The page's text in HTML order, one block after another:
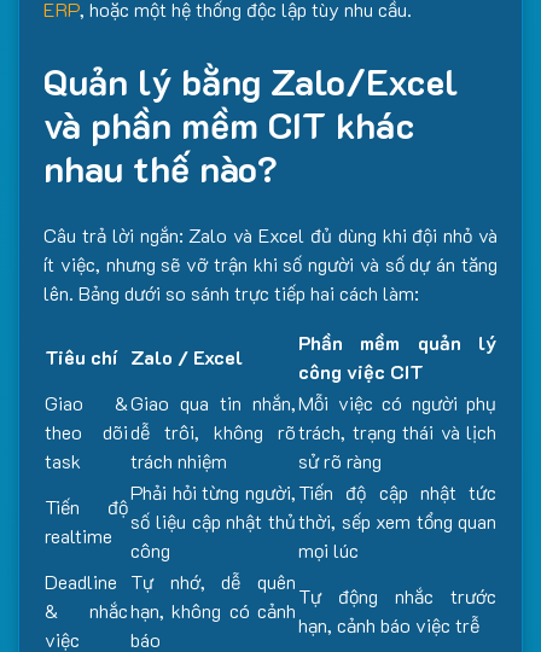
ERP, hoặc một hệ thống độc lập tùy nhu cầu.
Quản lý bằng Zalo/Excel
và phần mềm CIT khác
nhau thế nào?
Câu trả lời ngắn: Zalo và Excel đủ dùng khi đội nhỏ và
ít việc, nhưng sẽ vỡ trận khi số người và số dự án tăng
lên. Bảng dưới so sánh trực tiếp hai cách làm:
Tiêu chí Zalo / Excel
Phần mềm quản lý
công việc CIT
Giao &
theo dõi
task
Giao qua tin nhắn,
dễ trôi, không rõ
trách nhiệm
Mỗi việc có người phụ
trách, trạng thái và lịch
sử rõ ràng
Tiến độ
realtime
Phải hỏi từng người,
số liệu cập nhật thủ
công
Tiến độ cập nhật tức
thời, sếp xem tổng quan
mọi lúc
Deadline
& nhắc
việc
Tự nhớ, dễ quên
hạn, không có cảnh
báo
Tự động nhắc trước
hạn, cảnh báo việc trễ